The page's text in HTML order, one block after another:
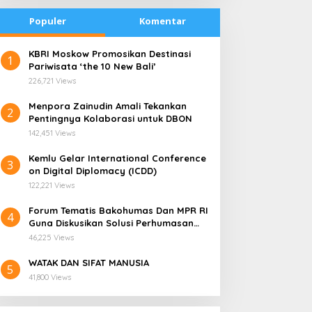
PODSI Telah Tiba di Tanah Air
di Ajang SEA Games Vietnam
16, 2022
Bakar Batu di
Menjadi Simbol
Kemana Harga Saham
Populer Komentar
1
​KBRI Moskow Promosikan Destinasi
Pariwisata ‘the 10 New Bali’
226,721 Views
2
​Menpora Zainudin Amali Tekankan
Pentingnya Kolaborasi untuk DBON
142,451 Views
3
​Kemlu Gelar International Conference
on Digital Diplomacy (ICDD)
122,221 Views
4
Forum Tematis Bakohumas Dan MPR RI
Guna Diskusikan Solusi Perhumasan
Juga Tuk Perkuat Lembaga Masing –
46,225 Views
5 WATAK DAN SIFAT MANUSIA
41,800 Views